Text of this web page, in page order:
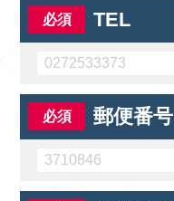
TEL
郵便番号